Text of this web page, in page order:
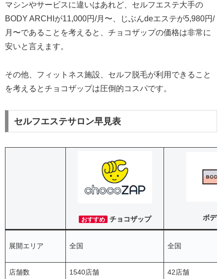
マシンやサービスに違いはあれど、セルフエステ大手の
BODY ARCHIが11,000円/月〜、じぶんdeエステが5,980円/
月〜であることを考えると、チョコザップの価格は非常に
安いと言えます。
その他、フィットネス施設、セルフ脱毛が利用できること
を考えるとチョコザップは圧倒的コスパです。
セルフエステサロン早見表
おすすめ チョコザップ ボデ
展開エリア 全国 全国
店舗数 1540店舗 42店舗